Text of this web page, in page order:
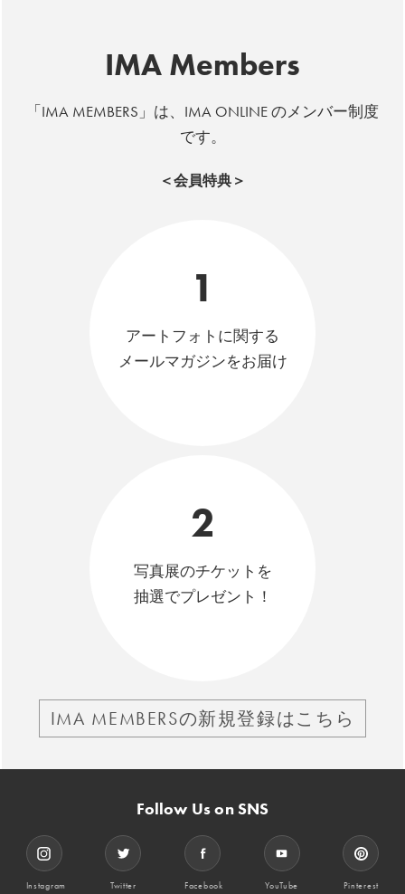
IMA Members
「IMA MEMBERS」は、IMA ONLINE のメンバー制度
です。
＜会員特典＞
1
アートフォトに関する
メールマガジンをお届け
2
写真展のチケットを
抽選でプレゼント！
IMA MEMBERSの新規登録はこちら
Follow Us on SNS
Instagram Twitter Facebook YouTube Pinterest